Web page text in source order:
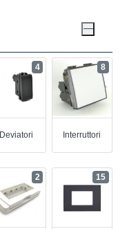
Deviatori
4
Interruttori
8
2 15